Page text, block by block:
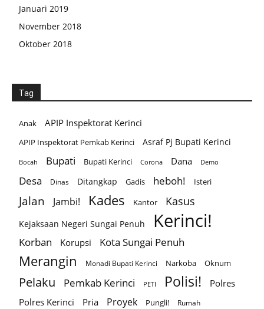
Januari 2019
November 2018
Oktober 2018
Tag
Anak APIP Inspektorat Kerinci
APIP Inspektorat Pemkab Kerinci Asraf Pj Bupati Kerinci
Bocah Bupati Bupati Kerinci Corona Dana Demo
Desa Dinas Ditangkap Gadis heboh! Isteri
Jalan Jambi! Kades Kantor Kasus
Kejaksaan Negeri Sungai Penuh Kerinci!
Korban Korupsi Kota Sungai Penuh
Merangin Monadi Bupati Kerinci Narkoba Oknum
Pelaku Pemkab Kerinci PETI Polisi!
Polres
Polres Kerinci
Pria Proyek Pungli! Rumah